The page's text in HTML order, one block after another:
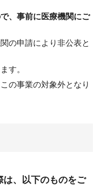
、事前に医療機関にご
の申請により非公表と
す。
の事業の対象外となり
、以下のものをご